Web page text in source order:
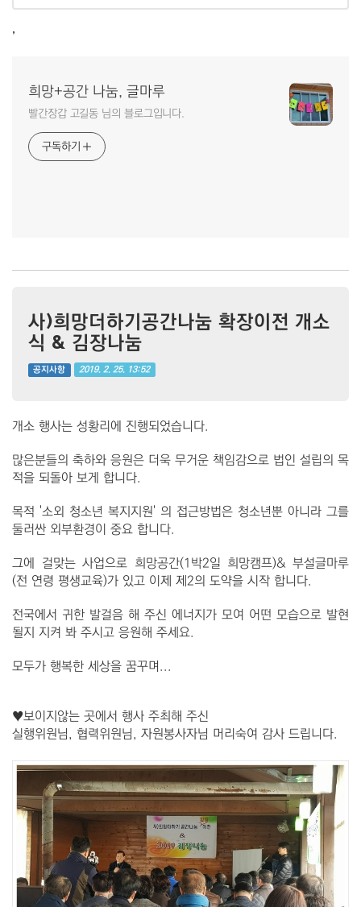
,
희망+공간 나눔, 글마루
빨간장갑 고길동 님의 블로그입니다.
구독하기
사)희망더하기공간나눔 확장이전 개소
식 & 김장나눔
공지사항 2019. 2. 25. 13:52
개소 행사는 성황리에 진행되었습니다.
많은분들의 축하와 응원은 더욱 무거운 책임감으로 법인 설립의 목
적을 되돌아 보게 합니다.
목적 '소외 청소년 복지지원' 의 접근방법은 청소년뿐 아니라 그를
둘러싼 외부환경이 중요 합니다.
그에 걸맞는 사업으로 희망공간(1박2일 희망캠프)& 부설글마루
(전 연령 평생교육)가 있고 이제 제2의 도약을 시작 합니다.
전국에서 귀한 발걸음 해 주신 에너지가 모여 어떤 모습으로 발현
될지 지켜 봐 주시고 응원해 주세요.
모두가 행복한 세상을 꿈꾸며...
♥보이지않는 곳에서 행사 주최해 주신
실행위원님, 협력위원님, 자원봉사자님 머리숙여 감사 드립니다.